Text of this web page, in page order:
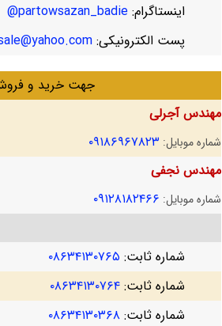
اینستاگرام: partowsazan_badie@
پست الکترونیکی:
جهت خرید و فروش
مهندس آجرلی
شماره موبایل: ۰۹۱۸۶۹۶۷۸۲۳
مهندس نجفی
شماره موبایل: ۰۹۱۲۸۱۸۲۴۶۶
شماره ثابت: ۰۸۶۳۴۱۳۰۷۶۵
شماره ثابت: ۰۸۶۳۴۱۳۰۷۶۴
شماره ثابت: ۰۸۶۳۴۱۳۰۳۶۸